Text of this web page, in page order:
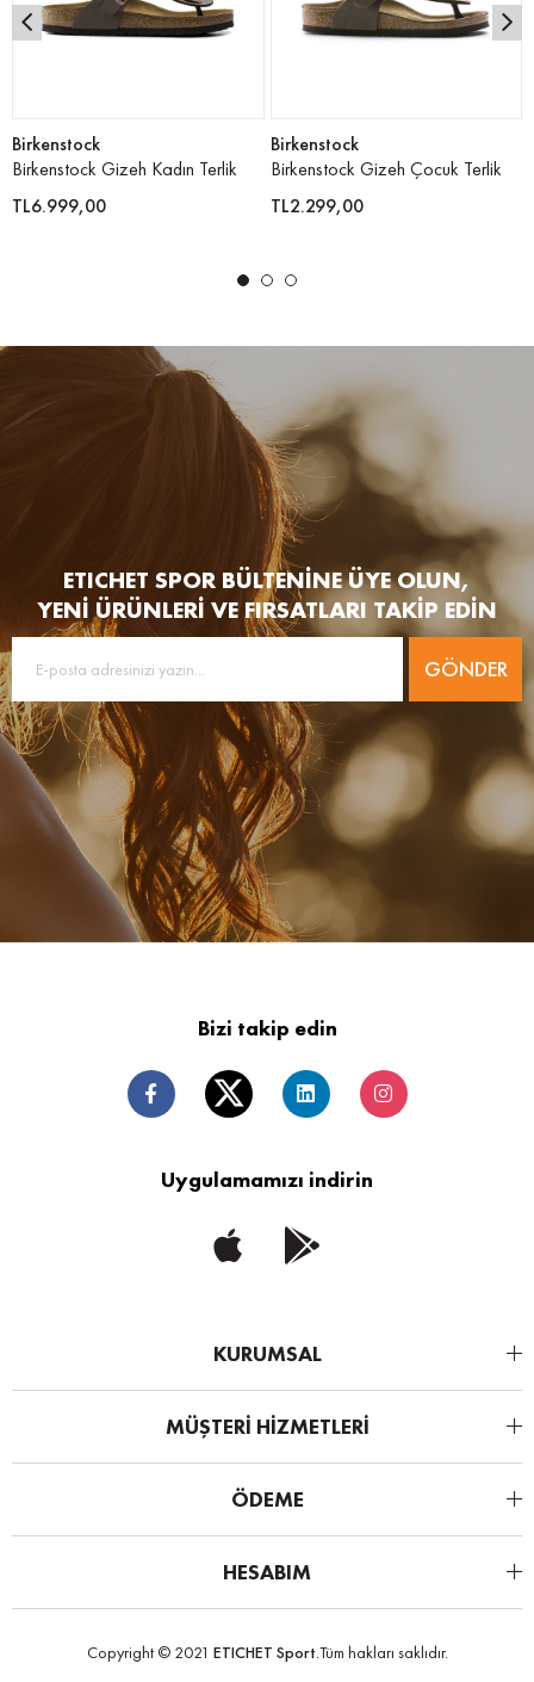
Birkenstock
Birkenstock Gizeh Kadın Terlik
TL6.999,00
Birkenstock
Birkenstock Gizeh Çocuk Terlik
TL2.299,00
ETICHET SPOR BÜLTENİNE ÜYE OLUN,
YENİ ÜRÜNLERİ VE FIRSATLARI TAKİP EDİN
GÖNDER
Bizi takip edin
Uygulamamızı indirin
KURUMSAL
MÜŞTERİ HİZMETLERİ
ÖDEME
HESABIM
Copyright © 2021 ETICHET Sport.Tüm hakları saklıdır.